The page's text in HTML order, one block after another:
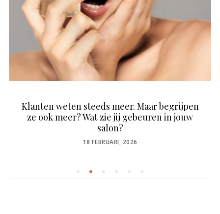
Klanten weten steeds meer. Maar begrijpen
ze ook meer? Wat zie jij gebeuren in jouw
salon?
POSTED
18 FEBRUARI, 2026